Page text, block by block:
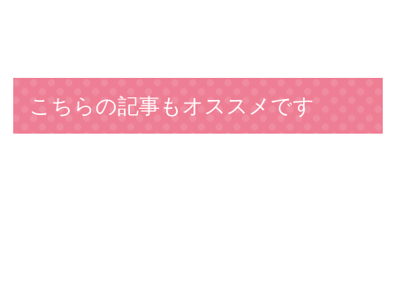
こちらの記事もオススメです